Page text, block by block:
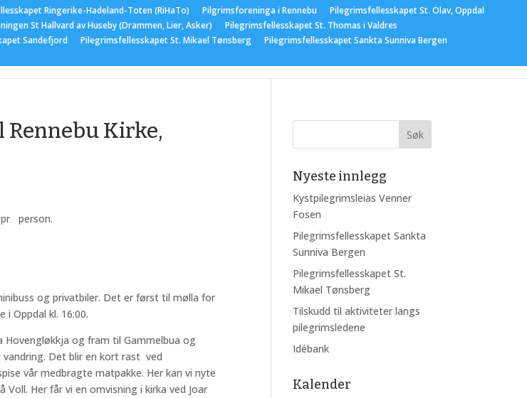
Ringerike-Hadeland-Toten (RiHaTo) Pilgrimsforeninga i Rennebu
Pilegrimsfellesskapet St. Olav, Oppdal
St Hallvard av Huseby (Drammen, Lier, Asker)
Pilegrimsfellesskapet St. Thomas i Valdres
Sandefjord Pilegrimsfellesskapet St. Mikael Tønsberg
Pilegrimsfellesskapet Sankta Sunniva Bergen
Nyttige lenker Bildegalleri Arrangementer
Kirke,
pr person.
og privatbiler. Det er først til mølla for
i Oppdal kl. 16:00.
Hovengløkkja og fram til Gammelbua og
vandring. Det blir en kort rast ved
vår medbragte matpakke. Her kan vi nyte
Her får vi en omvisning i kirka ved Joar
Nyeste innlegg
Kystpilegrimsleias Venner
Fosen
Pilegrimsfellesskapet Sankta
Sunniva Bergen
Pilegrimsfellesskapet St.
Mikael Tønsberg
Tilskudd til aktiviteter langs
pilegrimsledene
Idébank
Kalender